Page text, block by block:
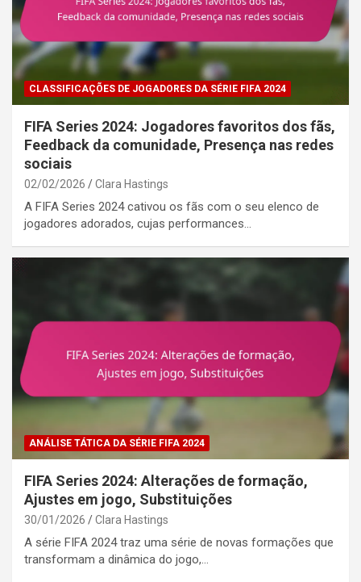
CLASSIFICAÇÕES DE JOGADORES DA SÉRIE FIFA 2024
FIFA Series 2024: Jogadores favoritos dos fãs,
Feedback da comunidade, Presença nas redes
sociais
02/02/2026 Clara Hastings
A FIFA Series 2024 cativou os fãs com o seu elenco de
jogadores adorados, cujas performances…
ANÁLISE TÁTICA DA SÉRIE FIFA 2024
FIFA Series 2024: Alterações de formação,
Ajustes em jogo, Substituições
30/01/2026 Clara Hastings
A série FIFA 2024 traz uma série de novas formações que
transformam a dinâmica do jogo,…